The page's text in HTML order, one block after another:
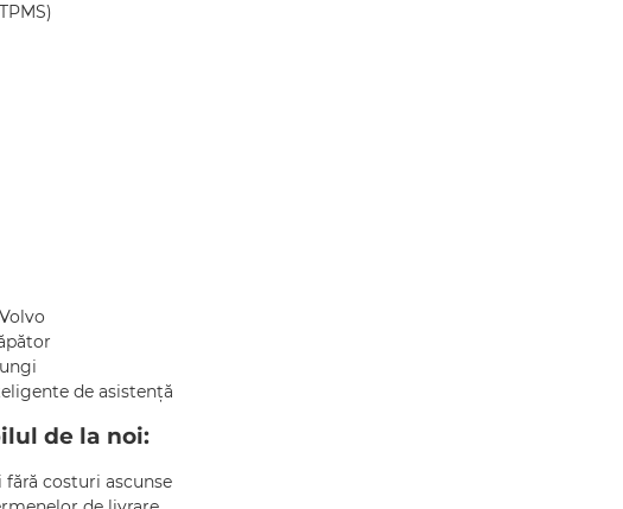
de asistență
de la noi:
fără costuri ascunse